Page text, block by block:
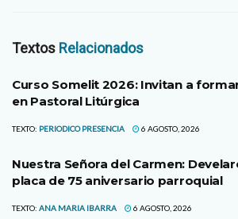
Textos Relacionados
Curso Somelit 2026: Invitan a
en Pastoral Litúrgica
TEXTO: PERIODICO PRESENCIA 6 AGOSTO, 2026
Nuestra Señora del Carmen:
placa de 75 aniversario parroquial
TEXTO: ANA MARIA IBARRA 6 AGOSTO, 2026